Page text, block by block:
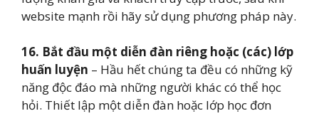
website mạnh rồi hãy sử dụng phương pháp này.
16. Bắt đầu một diễn đàn riêng hoặc (các) lớp
huấn luyện – Hầu hết chúng ta đều có những kỹ
năng độc đáo mà những người khác có thể học
hỏi. Thiết lập một diễn đàn hoặc lớp học đơn